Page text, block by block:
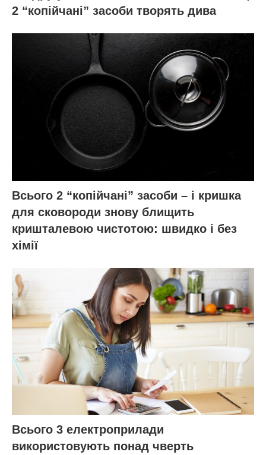
2 “копійчані” засоби творять дива
Всього 2 “копійчані” засоби – і кришка
для сковороди знову блищить
кришталевою чистотою: швидко і без
хімії
Всього 3 електроприлади
використовують понад чверть